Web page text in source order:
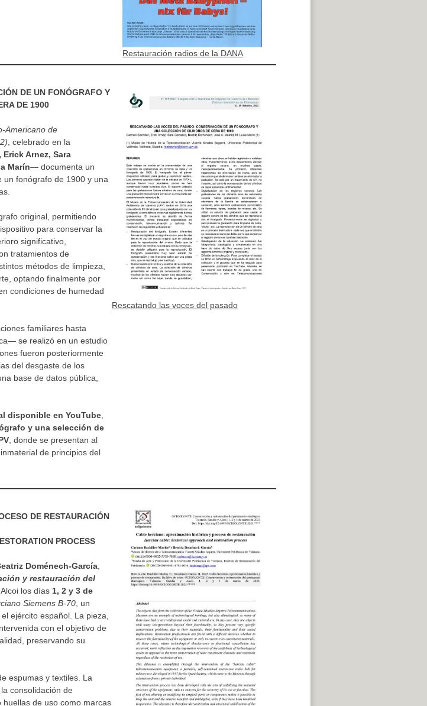
Restauración radios de la DANA
DE UN FONÓGRAFO Y
DE 1900
Americano de
, celebrado en la
Arnez, Sara
Marín— documenta un
un fonógrafo de 1900 y una
original, permitiendo
para conservar la
significativo,
tratamientos de
métodos de limpieza,
optando finalmente por
condiciones de humedad
familiares hasta
se realizó en un estudio
fueron posteriormente
del desgaste de los
base de datos pública,
disponible en YouTube
y una selección de
, donde se presentan al
de principios del
Rescatando las voces del pasado
DE RESTAURACIÓN
PROCESS
Doménech-García
y restauración del
los días 1, 2 y 3 de
Siemens B-70 , un
ejército español. La pieza,
con el objetivo de
preservando su
espumas y textiles. La
consolidación de
de uso como marcas